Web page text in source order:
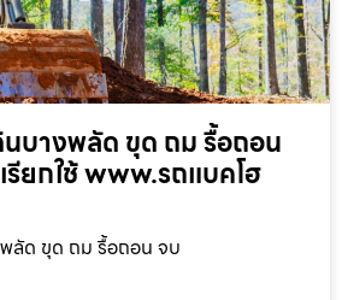
บางพลัด ขุด ถม รื้อถอน
รียกใช้ www.รถแบคโฮ
ลัด ขุด ถม รื้อถอน จบ